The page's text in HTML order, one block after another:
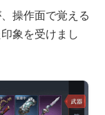
操作面で覚える
象を受けまし